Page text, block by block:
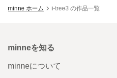
minne ホーム i-tree3 の作品一覧
minneを知る
minneについて